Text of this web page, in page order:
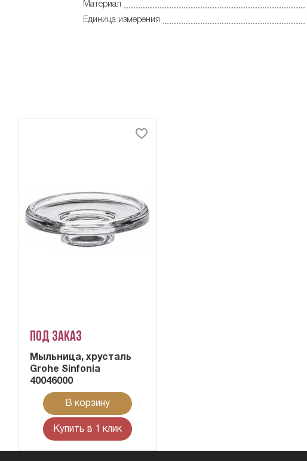
Материал
Единица измерения
Под заказ
Мыльница, хрусталь
Grohe Sinfonia
40046000
В корзину
Купить в 1 клик